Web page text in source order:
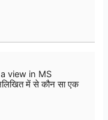
view in MS
में से कौन सा एक